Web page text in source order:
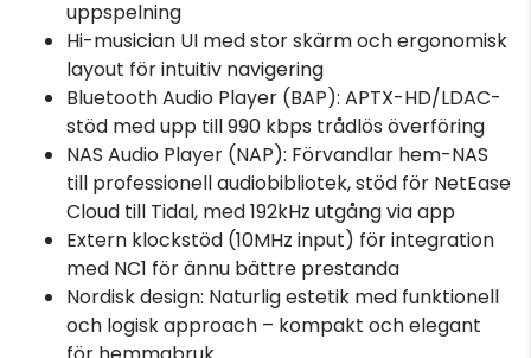
uppspelning
Hi-musician UI med stor skärm och ergonomisk
layout för intuitiv navigering
Bluetooth Audio Player (BAP): APTX-HD/LDAC-
stöd med upp till 990 kbps trådlös överföring
NAS Audio Player (NAP): Förvandlar hem-NAS
till professionell audiobibliotek, stöd för NetEase
Cloud till Tidal, med 192kHz utgång via app
Extern klockstöd (10MHz input) för integration
med NC1 för ännu bättre prestanda
Nordisk design: Naturlig estetik med funktionell
och logisk approach – kompakt och elegant